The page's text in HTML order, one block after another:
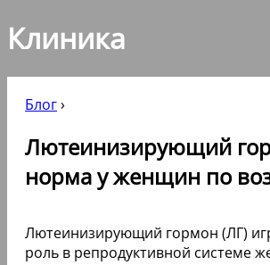
Клиника
Блог›
Лютеинизирующий
норма у женщин по
Лютеинизирующий гормон (ЛГ)
роль в репродуктивной системе